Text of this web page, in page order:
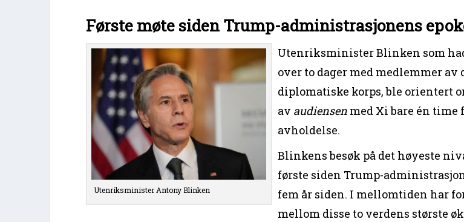
Første møte siden Trump-administrasjonens
Utenriksminister Antony Blinken
Utenriksminister Blinken som
over to dager med medlemmer av
diplomatiske korps, ble orientert
av audiensen med Xi bare én time
avholdelse.
Blinkens besøk på det høyeste
første siden Trump-
fem år siden. I mellomtiden har
mellom disse to verdens største